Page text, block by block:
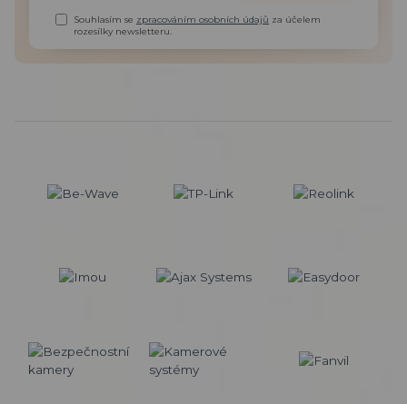
Souhlasím se zpracováním osobních údajů za účelem
rozesílky newsletteru.